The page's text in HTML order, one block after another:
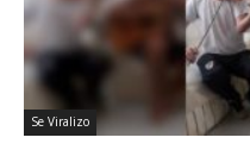
Se Viralizo